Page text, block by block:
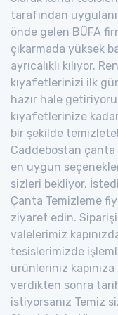
tarafından
önde gelen BÜFA
çıkarmada yüksek
ayrıcalıklı kılıyor.
kıyafetlerinizi ilk
hazır hale
kıyafetlerinize
bir şekilde
Caddebostan
en uygun
sizleri bekliyor.
Çanta Temizleme
ziyaret edin.
valelerimiz
tesislerimizde
ürünleriniz
verdikten sonra
istiyorsanız Temiz